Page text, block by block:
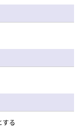
る